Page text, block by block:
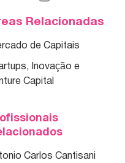
Relacionadas
de Capitais
Inovação e
Capital
Carlos Cantisani